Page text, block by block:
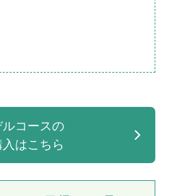
コースの
はこちら